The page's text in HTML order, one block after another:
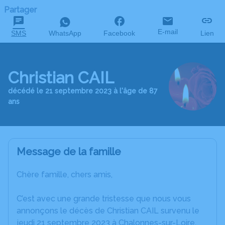
Partager
SMS WhatsApp Facebook E-mail Lien
Christian CAIL
décédé le 21 septembre 2023 à l'âge de 87
ans
Message de la famille
Chère famille, chers amis,
C’est avec une grande tristesse que nous vous
annonçons le décès de Christian CAIL survenu le
jeudi 21 septembre 2023 à Chalonnes-sur-Loire.